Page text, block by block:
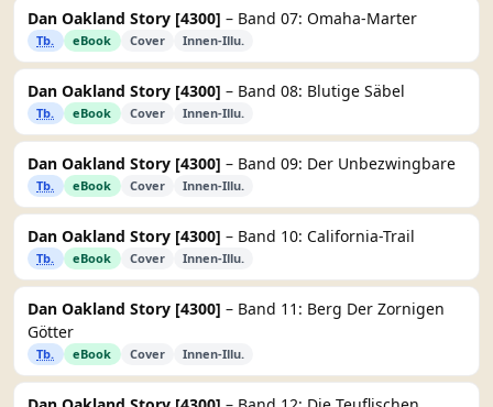
Dan Oakland Story [4300] – Band 07: Omaha-Marter
Tb. eBook Cover Innen-Illu.
Dan Oakland Story [4300] – Band 08: Blutige Säbel
Tb. eBook Cover Innen-Illu.
Dan Oakland Story [4300] – Band 09: Der Unbezwingbare
Tb. eBook Cover Innen-Illu.
Dan Oakland Story [4300] – Band 10: California-Trail
Tb. eBook Cover Innen-Illu.
Dan Oakland Story [4300] – Band 11: Berg Der Zornigen
Götter
Tb. eBook Cover Innen-Illu.